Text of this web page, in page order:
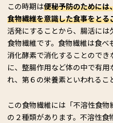
この時期は便秘予防のためには
食物繊維を意識した食事をとる
活発にすることから、腸活に
食物繊維です。食物繊維は食
消化酵素で消化することのでき
に、整腸作用など体の中で有
れ、第６の栄養素といわれるこ
この食物繊維には「不溶性食物
の２種類があります。不溶性